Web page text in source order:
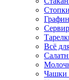
Стопки
Всё
Чашки